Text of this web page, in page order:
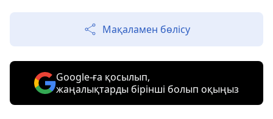
Мақаламен бөлісу
Google-ға қосылып,
жаңалықтарды бірінші болып оқыңыз